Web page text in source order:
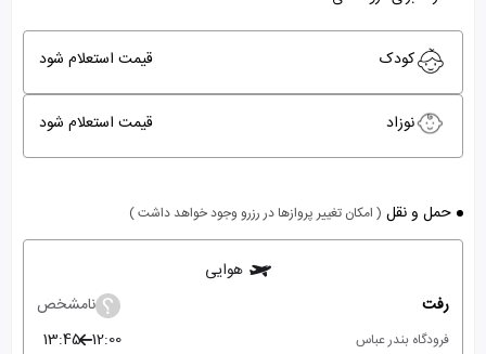
کودک قیمت استعلام شود
نوزاد قیمت استعلام شود
حمل و نقل ( امکان تغییر پروازها در رزرو وجود خواهد داشت )
هوایی
رفت
نامشخص
فرودگاه بندر عباس 12:00
13:45